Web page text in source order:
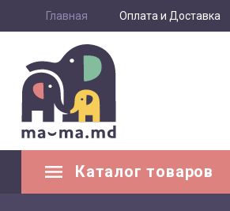
Главная Оплата и Доставка
Каталог товаров